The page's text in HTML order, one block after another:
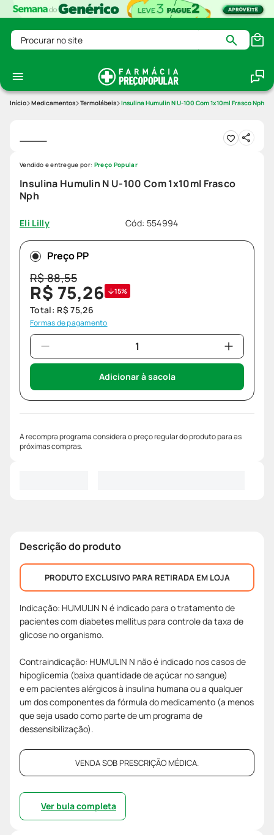
Procurar no site
Medicamentos Termolábeis Insulina Humulin N U-100 Com 1x10ml Frasco Nph
Insulina Humulin N U-100 Com 1x10ml Frasco
Nph
Eli Lilly Cód: 554994
Vendido e entregue por: Preço Popular
Preço PP
R$88,55
R$ 75,26 15%
Total: R$ 75,26
Formas de pagamento
Adicionar à sacola
A recompra programa considera o preço regular do produto para as
próximas compras.
Descrição do produto
PRODUTO EXCLUSIVO PARA RETIRADA EM LOJA
Indicação: HUMULIN N é indicado para o tratamento de
pacientes com diabetes mellitus para controle da taxa de
glicose no organismo.
Contraindicação: HUMULIN N não é indicado nos casos de
hipoglicemia (baixa quantidade de açúcar no sangue)
e em pacientes alérgicos à insulina humana ou a qualquer
um dos componentes da fórmula do medicamento (a menos
que seja usado como parte de um programa de
dessensibilização).
VENDA SOB PRESCRIÇÃO MÉDICA.
Ver bula completa